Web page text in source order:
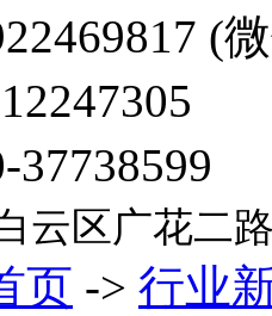
(
云区广花二
页 -> 行业